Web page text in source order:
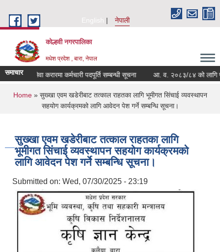
English
नेपाली
कोल्हवी नगरपालिका
मधेश प्रदेश , बारा, नेपाल
समाचारसेवा करारमा कर्मचारी पदपूर्ति सम्बन्धी सूचना आ. व. २०८३/८४ को लागि
You are here
Home» सुख्खा एवम खडेरीबाट तत्काल राहतका लागि भूमीगत सिंचाई व्यवस्थापन
सहयोग कार्यक्रमको लागि आवेदन पेश गर्ने सम्बन्धि सूचना।
सुख्खा एवम खडेरीबाट तत्काल राहतका लागि
भूमीगत सिंचाई व्यवस्थापन सहयोग कार्यक्रमको
लागि आवेदन पेश गर्ने सम्बन्धि सूचना।
Submitted on: Wed, 07/30/2025 - 23:19